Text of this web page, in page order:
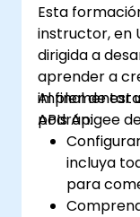
diseñar
entre
datos.
Esta
instructor, en
dirigida a
aprender a
implementar
APIs Apigee
Al final de
podrán:
incluya
para